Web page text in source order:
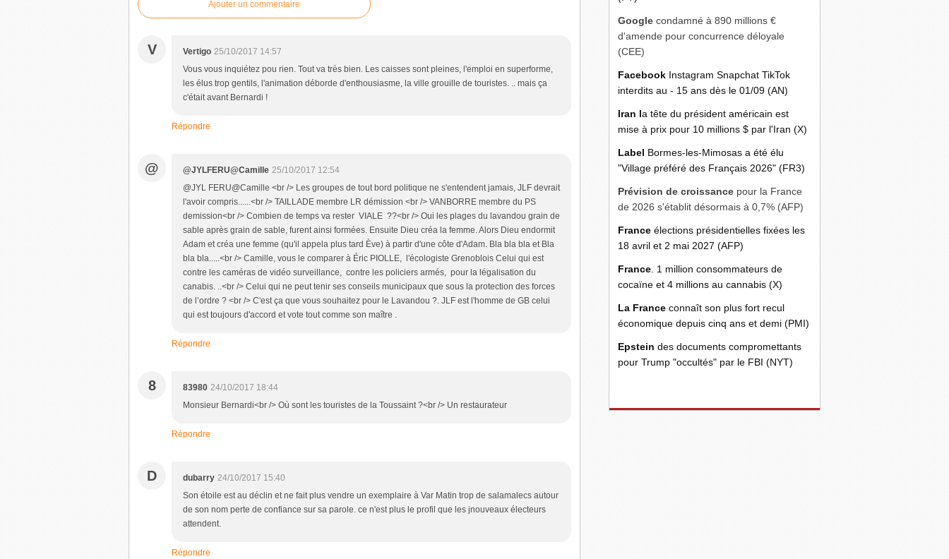
Ajouter un commentaire
V Vertigo 25/10/2017 14:57
Vous vous inquiétez pou rien. Tout va très bien. Les caisses sont pleines, l'emploi en superforme,
les élus trop gentils, l'animation déborde d'enthousiasme, la ville grouille de touristes. .. mais ça
c'était avant Bernardi !
Répondre
@ @JYLFERU@Camille 25/10/2017 12:54
@JYL FERU@Camille <br /> Les groupes de tout bord politique ne s'entendent jamais, JLF devrait
l'avoir compris......<br /> TAILLADE membre LR démission <br /> VANBORRE membre du PS
demission<br /> Combien de temps va rester VIALE ??<br /> Oui les plages du lavandou grain de
sable après grain de sable, furent ainsi formées. Ensuite Dieu créa la femme. Alors Dieu endormit
Adam et créa une femme (qu'il appela plus tard Ève) à partir d'une côte d'Adam. Bla bla bla et Bla
bla bla.....<br /> Camille, vous le comparer à Éric PIOLLE, l'écologiste Grenoblois Celui qui est
contre les caméras de vidéo surveillance, contre les policiers armés, pour la légalisation du
canabis. ..<br /> Celui qui ne peut tenir ses conseils municipaux que sous la protection des forces
de l’ordre ? <br /> C'est ça que vous souhaitez pour le Lavandou ?. JLF est l'homme de GB celui
qui est toujours d'accord et vote tout comme son maître .
Répondre
8 83980 24/10/2017 18:44
Monsieur Bernardi<br /> Où sont les touristes de la Toussaint ?<br /> Un restaurateur
Répondre
D dubarry 24/10/2017 15:40
Son étoile est au déclin et ne fait plus vendre un exemplaire à Var Matin trop de salamalecs autour
de son nom perte de confiance sur sa parole. ce n'est plus le profil que les jnouveaux électeurs
attendent.
Répondre
Google condamné à 890 millions €
d'amende pour concurrence déloyale
(CEE)
Facebook Instagram Snapchat TikTok
interdits au - 15 ans dès le 01/09 (AN)
Iran la tête du président américain est
mise à prix pour 10 millions $ par l'Iran (X)
Label Bormes-les-Mimosas a été élu
"Village préféré des Français 2026" (FR3)
Prévision de croissance pour la France
de 2026 s'établit désormais à 0,7% (AFP)
France élections présidentielles fixées les
18 avril et 2 mai 2027 (AFP)
France . 1 million consommateurs de
cocaïne et 4 millions au cannabis (X)
La France connaît son plus fort recul
économique depuis cinq ans et demi (PMI)
Epstein des documents compromettants
pour Trump "occultés" par le FBI (NYT)